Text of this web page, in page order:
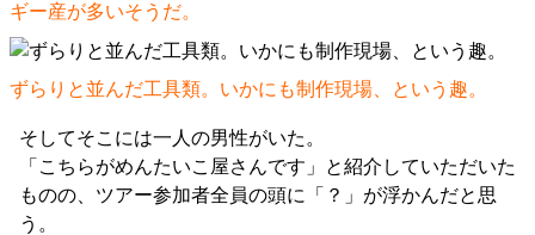
ギー産が多いそうだ。
ずらりと並んだ工具類。いかにも制作現場、という趣。
そしてそこには一人の男性がいた。
「こちらがめんたいこ屋さんです」と紹介していただいた
ものの、ツアー参加者全員の頭に「？」が浮かんだと思
う。